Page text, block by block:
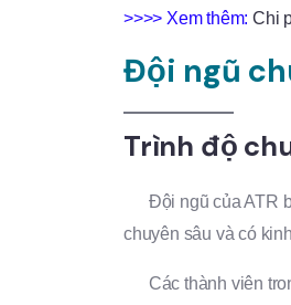
>>>> Xem thêm:Chi
Đội ngũ
Trình độ
Đội ngũ của ATR
chuyên sâu và có
Các thành viên